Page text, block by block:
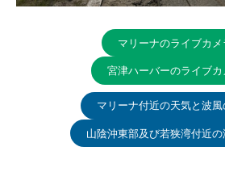
マリーナのライブカメ
宮津ハーバーのライブカ
マリーナ付近の天気と波風
山陰沖東部及び若狭湾付近の